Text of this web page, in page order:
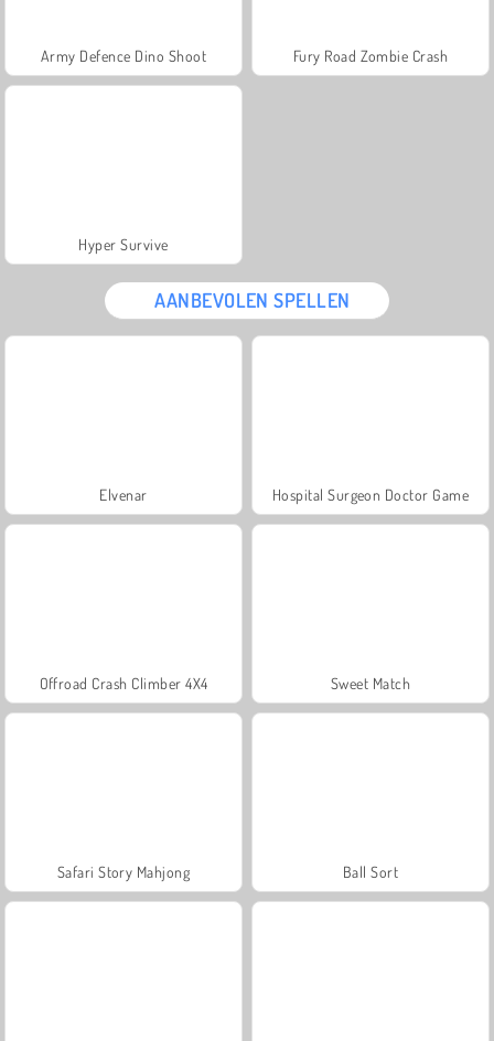
Army Defence Dino Shoot Fury Road Zombie Crash
Hyper Survive
AANBEVOLEN SPELLEN
Elvenar Hospital Surgeon Doctor Game
Offroad Crash Climber 4X4 Sweet Match
Safari Story Mahjong Ball Sort